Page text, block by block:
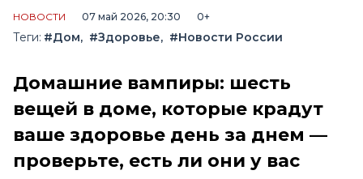
НОВОСТИ 07 май 2026, 20:30 0+
Теги: #Дом #Здоровье #Новости России
Домашние вампиры: шесть
вещей в доме, которые крадут
ваше здоровье день за днем —
проверьте, есть ли они у вас